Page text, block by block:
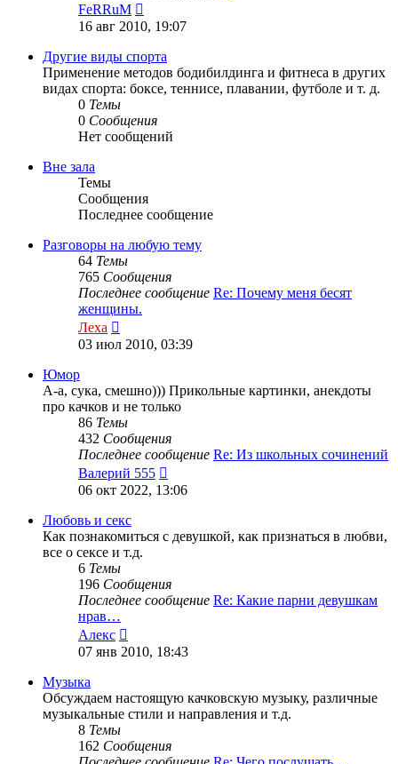
FeRRuM
к
сообщению
16 авг 2010, 19:07
Другие виды спорта
Применение методов бодибилдинга и фитнеса в других
видах спорта: боксе, теннисе, плавании, футболе и т. д.
0 Темы
0 Сообщения
Нет сообщений
Вне зала
Темы
Сообщения
Последнее сообщение
Разговоры на любую тему
64 Темы
765 Сообщения
Последнее сообщение Re: Почему меня бесят
женщины.
Леха
к
03 июл 2010, 03:39
Юмор
А-а, сука, смешно))) Прикольные картинки, анекдоты
про качков и не только
86 Темы
432 Сообщения
Последнее сообщение Re: Из школьных сочинений
Валерий 555
к
06 окт 2022, 13:06
Любовь и секс
Как познакомиться с девушкой, как признаться в любви,
все о сексе и т.д.
6 Темы
196 Сообщения
Последнее сообщение Re: Какие парни девушкам
нрав…
Алекс
к
07 янв 2010, 18:43
Музыка
Обсуждаем настоящую качковскую музыку, различные
музыкальные стили и направления и т.д.
8 Темы
162 Сообщения